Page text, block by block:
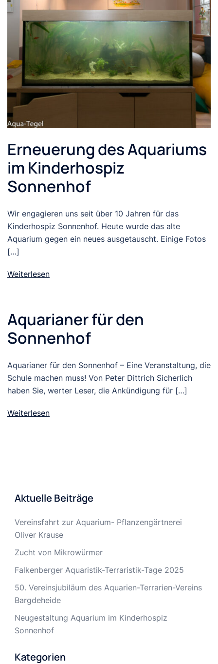
Erneuerung des Aquariums
im Kinderhospiz
Sonnenhof
Wir engagieren uns seit über 10 Jahren für das
Kinderhospiz Sonnenhof. Heute wurde das alte
Aquarium gegen ein neues ausgetauscht. Einige Fotos
[…]
Weiterlesen
Aquarianer für den
Sonnenhof
Aquarianer für den Sonnenhof – Eine Veranstaltung, die
Schule machen muss! Von Peter Dittrich Sicherlich
haben Sie, werter Leser, die Ankündigung für […]
Weiterlesen
Aktuelle Beiträge
Vereinsfahrt zur Aquarium- Pflanzengärtnerei
Oliver Krause
Zucht von Mikrowürmer
Falkenberger Aquaristik-Terraristik-Tage 2025
50. Vereinsjubiläum des Aquarien-Terrarien-Vereins
Bargdeheide
Neugestaltung Aquarium im Kinderhospiz
Sonnenhof
Kategorien